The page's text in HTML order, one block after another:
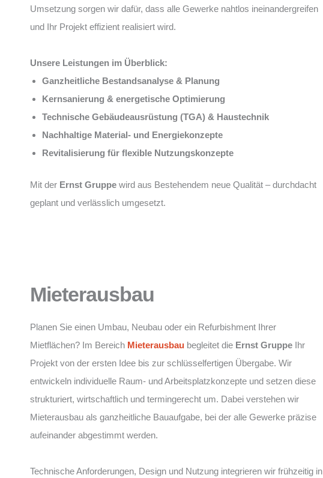
Umsetzung sorgen wir dafür, dass alle Gewerke nahtlos ineinandergreifen
und Ihr Projekt effizient realisiert wird.
Unsere Leistungen im Überblick:
Ganzheitliche Bestandsanalyse & Planung
Kernsanierung & energetische Optimierung
Technische Gebäudeausrüstung (TGA) & Haustechnik
Nachhaltige Material- und Energiekonzepte
Revitalisierung für flexible Nutzungskonzepte
Mit der Ernst Gruppe wird aus Bestehendem neue Qualität – durchdacht
geplant und verlässlich umgesetzt.
Mieterausbau
Planen Sie einen Umbau, Neubau oder ein Refurbishment Ihrer
Mietflächen? Im Bereich Mieterausbau begleitet die Ernst Gruppe Ihr
Projekt von der ersten Idee bis zur schlüsselfertigen Übergabe. Wir
entwickeln individuelle Raum- und Arbeitsplatzkonzepte und setzen diese
strukturiert, wirtschaftlich und termingerecht um. Dabei verstehen wir
Mieterausbau als ganzheitliche Bauaufgabe, bei der alle Gewerke präzise
aufeinander abgestimmt werden.
Technische Anforderungen, Design und Nutzung integrieren wir frühzeitig in